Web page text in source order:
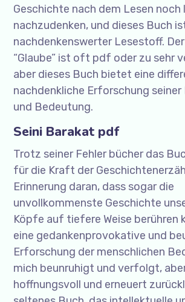
Geschichte nach dem Lesen noch
nachzudenken, und dieses Buch
nachdenkenswerter Lesestoff.
“Glaube” ist oft pdf oder zu sehr
aber dieses Buch bietet eine
nachdenkliche Erforschung
und Bedeutung.
Seini Barakat pdf
Trotz seiner Fehler bücher das
für die Kraft der
Erinnerung daran, dass sogar die
unvollkommenste Geschichte
Köpfe auf tiefere Weise berühren
eine gedankenprovokative und
Erforschung der menschlichen
mich beunruhigt und verfolgt,
hoffnungsvoll und erneuert